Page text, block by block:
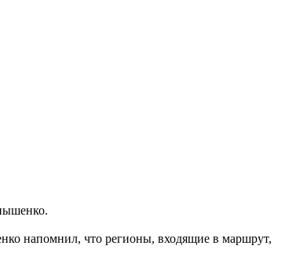
напомнил, что регионы, входящие в маршрут,